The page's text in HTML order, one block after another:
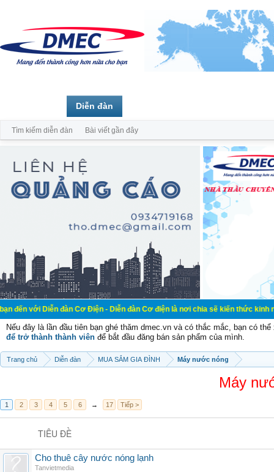
đàn Cơ Điện - Diễn đàn Cơ điện là nơi chia sẽ kiến thức kinh nghiệm
Nếu đây là lần đầu tiên bạn ghé thăm dmec.vn và có thắc mắc, bạn có
để trở thành thành viên để bắt đầu đăng bán sản phẩm của mình.
Trang chủ Diễn đàn MUA SẮM GIA ĐÌNH Máy nước nóng
Máy
1 2 3 4 5 6 → 17 Tiếp >
TIÊU ĐỀ
Cho thuê cây nước nóng lạnh
Tanvietmedia
Diễn đàn
Tìm kiếm diễn đàn Bài viết gần đây